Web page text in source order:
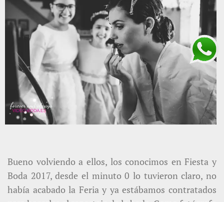
Bueno volviendo a ellos, los conocimos en Fiesta y
Boda 2017, desde el minuto 0 lo tuvieron claro, no
había acabado la Feria y ya estábamos contratados